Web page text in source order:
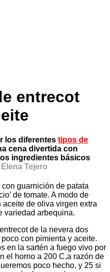
entrecot
los diferentes tipos de
cena divertida con
ingredientes básicos
Elena Tejero
guarnición de patata
de tomate. A modo de
de oliva virgen extra
variedad arbequina.
de la nevera dos
con pimienta y aceite.
en la sartén a fuego vivo por
el horno a 200 C,a razón de
poco hecho, y 25 si